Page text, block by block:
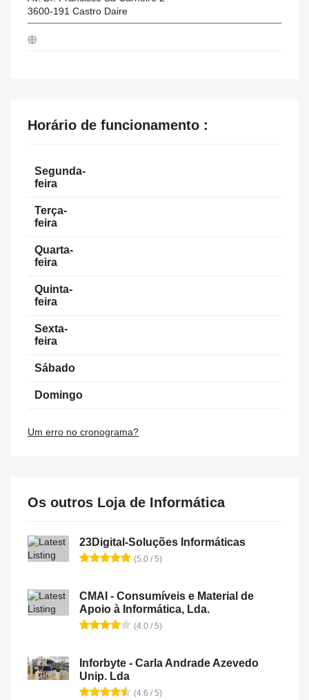
3600-191 Castro Daire
Horário de funcionamento :
Segunda-
feira
Terça-
feira
Quarta-
feira
Quinta-
feira
Sexta-
feira
Sábado
Domingo
Um erro no cronograma?
Os outros Loja de Informática
23Digital-Soluções Informáticas
(5.0 / 5)
CMAI - Consumíveis e Material de
Apoio à Informática, Lda.
(4.0 / 5)
Inforbyte - Carla Andrade Azevedo
Unip. Lda
(4.6 / 5)